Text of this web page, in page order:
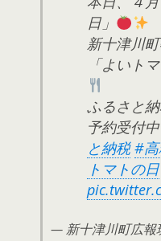
日」
新十津川
「よいト
ふるさと
予約受付中
と納税 #高
トマトの日
— 新十津川町広報